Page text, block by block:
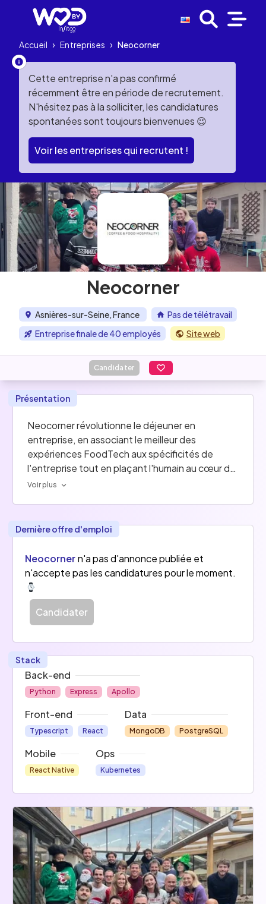
Accueil › Entreprises › Neocorner
Cette entreprise n'a pas confirmé
récemment être en période de recrutement.
N'hésitez pas à la solliciter, les candidatures
spontanées sont toujours bienvenues 😉
Voir les entreprises qui recrutent !
Neocorner
Asnières-sur-Seine, France
Pas de télétravail
Entreprise finale de 40 employés
Site web
Candidater
Présentation
Neocorner révolutionne le déjeuner en
entreprise, en associant le meilleur des
expériences FoodTech aux spécificités de
l'entreprise tout en plaçant l'humain au cœur de
son offre. Ils conçoivent des solutions sur-
financier. De la simple commande digitale
jusqu’au restaurant in situ, en passant par les
frigos connectés, leurs solutions donnent corps
à une vision partagée du déjeuner entre leurs
clients et Neocorner.
Voir plus
Dernière offre d'emploi
Neocorner n'a pas d'annonce publiée et
n'accepte pas les candidatures pour le moment.
Candidater
Stack
Back-end
Python Express Apollo
Front-end
Typescript React
Data
MongoDB PostgreSQL
Mobile
React Native
Ops
Kubernetes